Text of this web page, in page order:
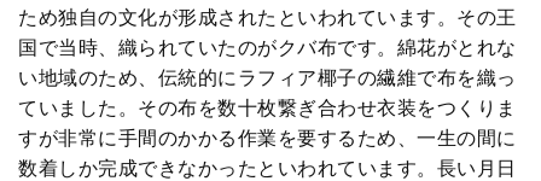
ため独自の文化が形成されたといわれています。その王
国で当時、織られていたのがクバ布です。綿花がとれな
い地域のため、伝統的にラフィア椰子の繊維で布を織っ
ていました。その布を数十枚繋ぎ合わせ衣装をつくりま
すが非常に手間のかかる作業を要するため、一生の間に
数着しか完成できなかったといわれています。長い月日